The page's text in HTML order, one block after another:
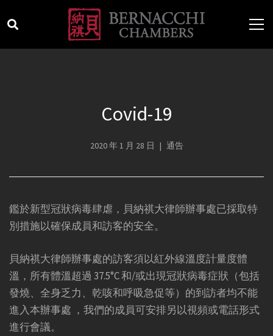
Covid-19
2020 年 1 月 28 日 通告
鑑於新型冠狀病毒肆虐，貝納祺大律師辦事處已採取特
別措施以確保成員和訪客的安全。
貝納祺大律師辦事處的訪客須以紅外線溫度計量度體
溫，所有體溫超過 37.5°C 和/或出現冠狀病毒症狀（包括
發燒、全身乏力、乾咳和呼吸急促等）的到訪者均不能
進入本辦事處 ，我們的成員可安排另以視頻或電話形式
進行會議。